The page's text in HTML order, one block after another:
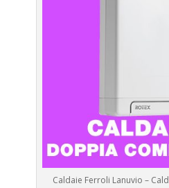
Caldaie Ferroli Lanuvio –